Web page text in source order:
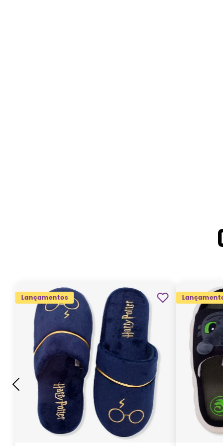
Lançamentos
G GG M P
ADICIONAR AO
CARRINHO